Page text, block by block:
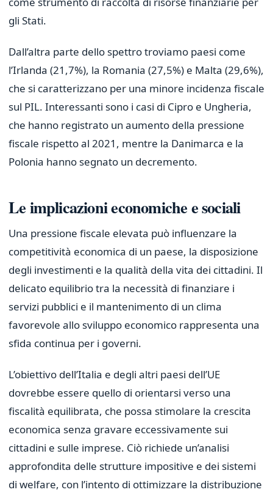
gli Stati.
Dall’altra parte dello spettro troviamo paesi come
l’Irlanda (21,7%), la Romania (27,5%) e Malta (29,6%),
che si caratterizzano per una minore incidenza fiscale
sul PIL. Interessanti sono i casi di Cipro e Ungheria,
che hanno registrato un aumento della pressione
fiscale rispetto al 2021, mentre la Danimarca e la
Polonia hanno segnato un decremento.
Le implicazioni economiche e sociali
Una pressione fiscale elevata può influenzare la
competitività economica di un paese, la disposizione
degli investimenti e la qualità della vita dei cittadini. Il
delicato equilibrio tra la necessità di finanziare i
servizi pubblici e il mantenimento di un clima
favorevole allo sviluppo economico rappresenta una
sfida continua per i governi.
L’obiettivo dell’Italia e degli altri paesi dell’UE
dovrebbe essere quello di orientarsi verso una
fiscalità equilibrata, che possa stimolare la crescita
economica senza gravare eccessivamente sui
cittadini e sulle imprese. Ciò richiede un’analisi
approfondita delle strutture impositive e dei sistemi
di welfare, con l’intento di ottimizzare la distribuzione